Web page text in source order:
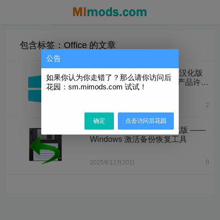
包含标签：Office 的文章
Activation Program v1.17 汉化版
—— 离线“激活”Microsoft 产品许可
证
2
MSActBackup v1.2.9 汉化版 ——
Windows 激活备份恢复工具
2025年12月20日 0
公告
如果你认为你走错了？那么请你访问后
花园：sm.mimods.com 试试！
确定 点击访问后花园